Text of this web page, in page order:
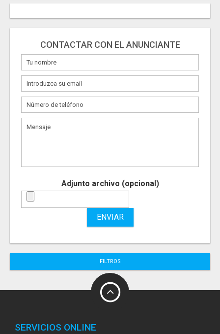
CONTACTAR CON EL ANUNCIANTE
Adjunto archivo (opcional)
ENVIAR
FILTROS
SERVICIOS ONLINE